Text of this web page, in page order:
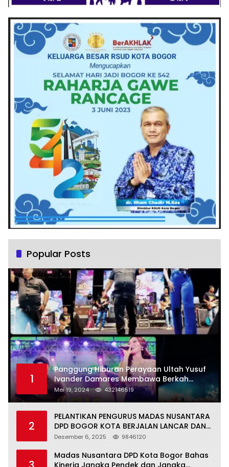
Popular Posts
1
Panggung Hiburan Perayaan Ultah Yusuf
Ivander Damares Membawa Berkah
Warga Kejapanan
Mei 19, 2024 432146519
2
PELANTIKAN PENGURUS MADAS NUSANTARA
DPD BOGOR KOTA BERJALAN LANCAR DAN
KHIDMAT
Desember 6, 2025 9846120
Madas Nusantara DPD Kota Bogor Bahas
Kinerja Jangka Pendek dan Jangka